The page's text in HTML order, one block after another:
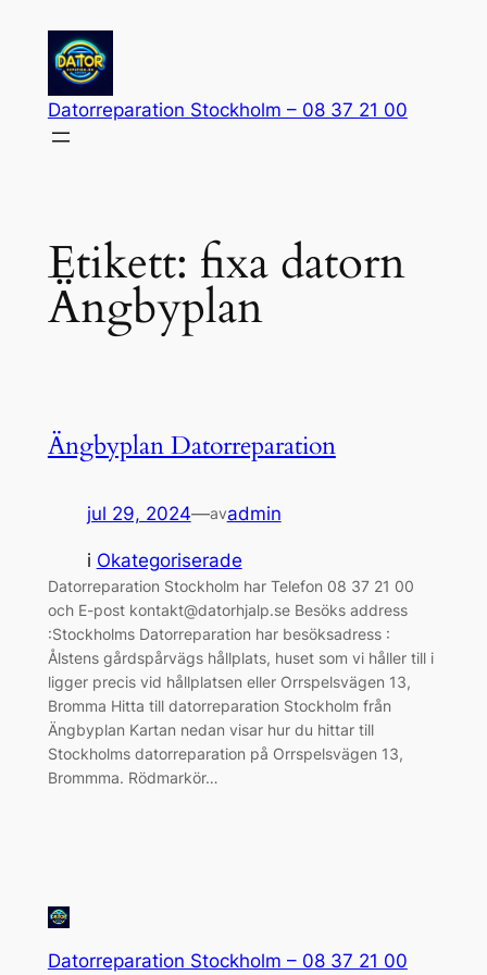
innehåll
Datorreparation Stockholm – 08 37 21 00
Etikett: fixa datorn
Ängbyplan
Ängbyplan Datorreparation
jul 29, 2024—avadmin
i Okategoriserade
Datorreparation Stockholm har Telefon 08 37 21 00
och E-post kontakt@datorhjalp.se Besöks address
:Stockholms Datorreparation har besöksadress :
Ålstens gårdspårvägs hållplats, huset som vi håller till i
ligger precis vid hållplatsen eller Orrspelsvägen 13,
Bromma Hitta till datorreparation Stockholm från
Ängbyplan Kartan nedan visar hur du hittar till
Stockholms datorreparation på Orrspelsvägen 13,
Brommma. Rödmarkör…
Datorreparation Stockholm – 08 37 21 00